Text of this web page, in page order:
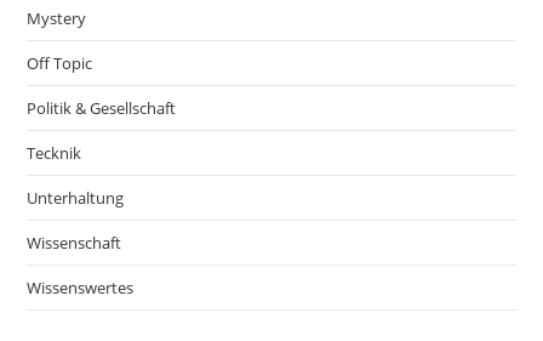
Mystery
Off Topic
Politik & Gesellschaft
Tecknik
Unterhaltung
Wissenschaft
Wissenswertes